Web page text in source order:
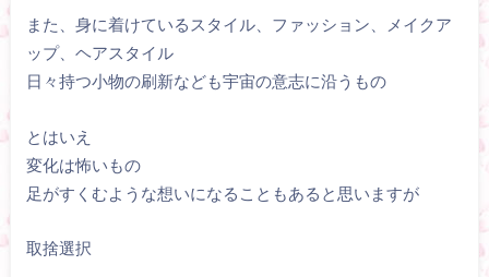
また、身に着けているスタイル、ファッション、メイクア
ップ、ヘアスタイル
日々持つ小物の刷新なども宇宙の意志に沿うもの
とはいえ
変化は怖いもの
足がすくむような想いになることもあると思いますが
取捨選択